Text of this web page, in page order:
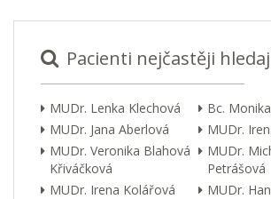
Pacienti nejčastěji
MUDr. Lenka Klechová
Bc.
MUDr. Jana Aberlová
MUDr.
MUDr. Veronika Blahová
Křiváčková
MUDr.
Petrášová
MUDr. Irena Kolářová
MUDr.